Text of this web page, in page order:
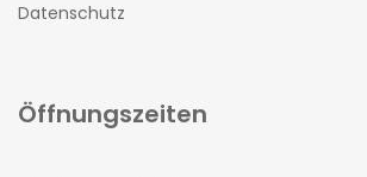
Datenschutz
Öffnungszeiten